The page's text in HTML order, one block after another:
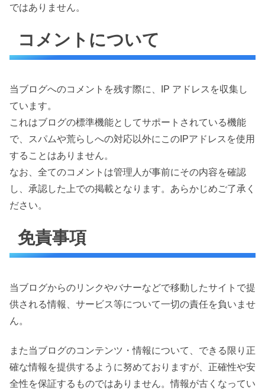
ではありません。
コメントについて
当ブログへのコメントを残す際に、IP アドレスを収集し
ています。
これはブログの標準機能としてサポートされている機能
で、スパムや荒らしへの対応以外にこのIPアドレスを使用
することはありません。
なお、全てのコメントは管理人が事前にその内容を確認
し、承認した上での掲載となります。あらかじめご了承く
ださい。
免責事項
当ブログからのリンクやバナーなどで移動したサイトで提
供される情報、サービス等について一切の責任を負いませ
ん。
また当ブログのコンテンツ・情報について、できる限り正
確な情報を提供するように努めておりますが、正確性や安
全性を保証するものではありません。情報が古くなってい